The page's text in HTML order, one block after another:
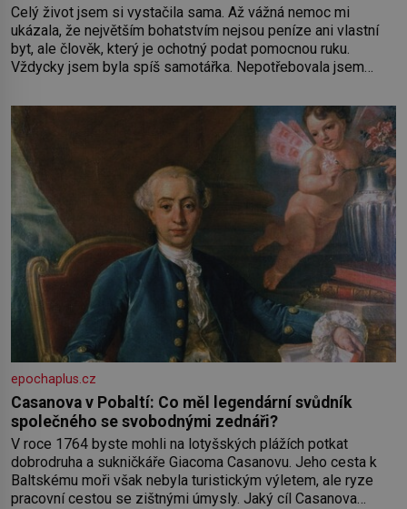
Celý život jsem si vystačila sama. Až vážná nemoc mi
ukázala, že největším bohatstvím nejsou peníze ani vlastní
byt, ale člověk, který je ochotný podat pomocnou ruku.
Vždycky jsem byla spíš samotářka. Nepotřebovala jsem
práce a hlavně klid. Hned po studiích jsem odešla z rodného
epochaplus.cz
Casanova v Pobaltí: Co měl legendární svůdník
společného se svobodnými zednáři?
V roce 1764 byste mohli na lotyšských plážích potkat
dobrodruha a sukničkáře Giacoma Casanovu. Jeho cesta k
Baltskému moři však nebyla turistickým výletem, ale ryze
pracovní cestou se zištnými úmysly. Jaký cíl Casanova